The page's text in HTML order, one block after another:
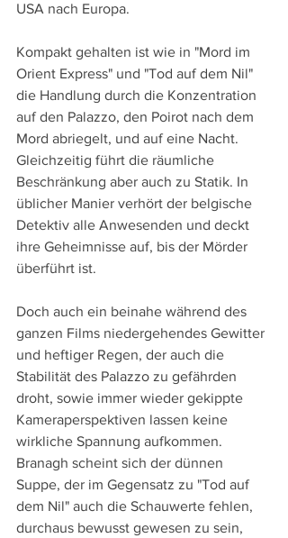
USA nach Europa.
Kompakt gehalten ist wie in "Mord im
Orient Express" und "Tod auf dem Nil"
die Handlung durch die Konzentration
auf den Palazzo, den Poirot nach dem
Mord abriegelt, und auf eine Nacht.
Gleichzeitig führt die räumliche
Beschränkung aber auch zu Statik. In
üblicher Manier verhört der belgische
Detektiv alle Anwesenden und deckt
ihre Geheimnisse auf, bis der Mörder
überführt ist.
Doch auch ein beinahe während des
ganzen Films niedergehendes Gewitter
und heftiger Regen, der auch die
Stabilität des Palazzo zu gefährden
droht, sowie immer wieder gekippte
Kameraperspektiven lassen keine
wirkliche Spannung aufkommen.
Branagh scheint sich der dünnen
Suppe, der im Gegensatz zu "Tod auf
dem Nil" auch die Schauwerte fehlen,
durchaus bewusst gewesen zu sein,